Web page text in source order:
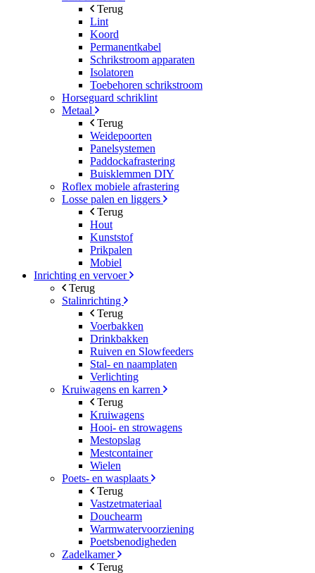
Terug
Lint
Koord
Permanentkabel
Schrikstroom apparaten
Isolatoren
Toebehoren schrikstroom
Horseguard schriklint
Metaal
Terug
Weidepoorten
Panelsystemen
Paddockafrastering
Buisklemmen DIY
Roflex mobiele afrastering
Losse palen en liggers
Terug
Hout
Kunststof
Prikpalen
Mobiel
Inrichting en vervoer
Terug
Stalinrichting
Terug
Voerbakken
Drinkbakken
Ruiven en Slowfeeders
Stal- en naamplaten
Verlichting
Kruiwagens en karren
Terug
Kruiwagens
Hooi- en strowagens
Mestopslag
Mestcontainer
Wielen
Poets- en wasplaats
Terug
Vastzetmateriaal
Douchearm
Warmwatervoorziening
Poetsbenodigheden
Zadelkamer
Terug